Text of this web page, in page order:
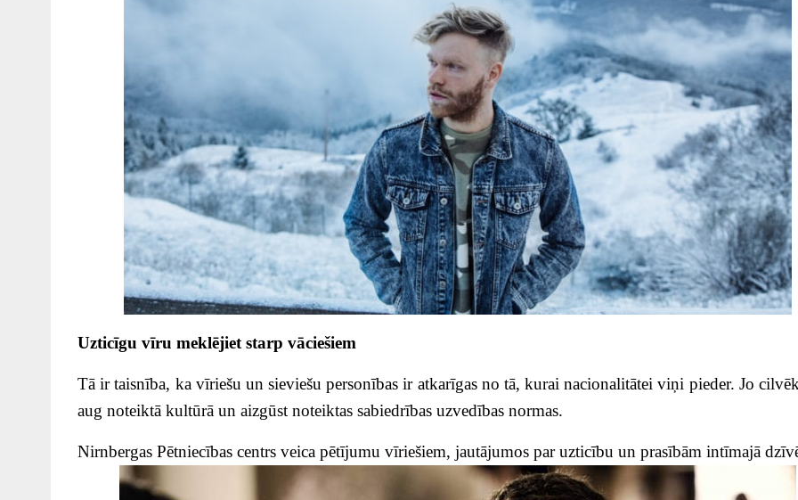
Uzticīgu vīru meklējiet starp vāciešiem
Tā ir taisnība, ka vīriešu un sieviešu personības ir atkarīgas no tā, kurai nacionalitātei viņi pieder. Jo
aug noteiktā kultūrā un aizgūst noteiktas sabiedrības uzvedības normas.
Nirnbergas Pētniecības centrs veica pētījumu vīriešiem, jautājumos par uzticību un prasībām intīmajā